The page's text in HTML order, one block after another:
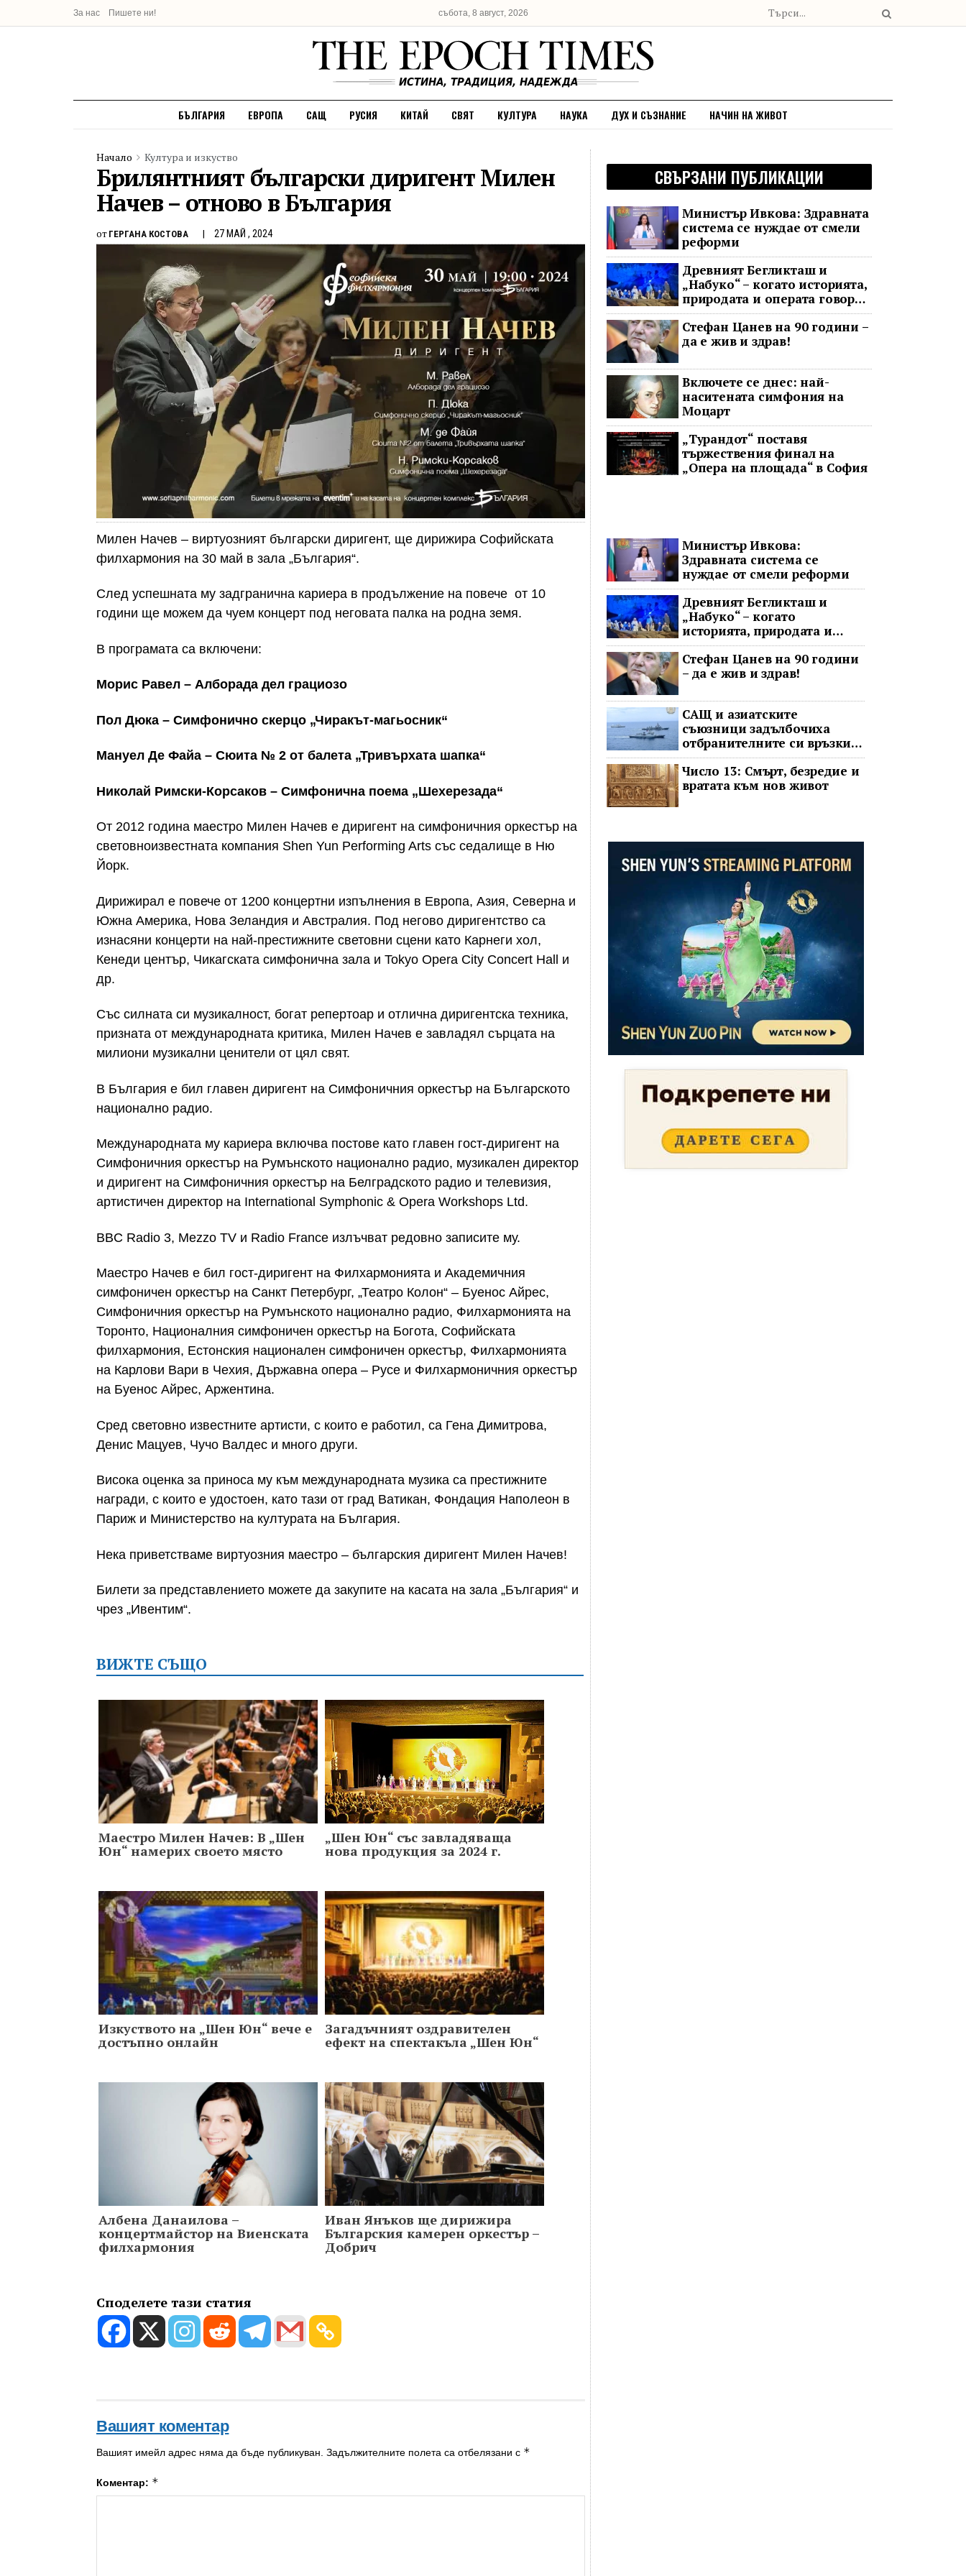
За нас Пишете ни! събота, 8 август, 2026
БЪЛГАРИЯ ЕВРОПА САЩ РУСИЯ КИТАЙ СВЯТ КУЛТУРА НАУКА ДУХ И СЪЗНАНИЕ НАЧИН НА ЖИВОТ
Начало Култура и изкуство
Брилянтният български диригент Милен
Начев – отново в България
от ГЕРГАНА КОСТОВА 27 МАЙ , 2024
Милен Начев – виртуозният български диригент, ще дирижира Софийската
филхармония на 30 май в зала „България“.
След успешната му задгранична кариера в продължение на повече от 10
години ще можем да чуем концерт под неговата палка на родна земя.
В програмата са включени:
Морис Равел – Алборада дел грациозо
Пол Дюка – Симфонично скерцо „Чиракът-магьосник“
Мануел Де Файа – Сюита № 2 от балета „Тривърхата шапка“
Николай Римски-Корсаков – Симфонична поема „Шехерезада“
От 2012 година маестро Милен Начев е диригент на симфоничния оркестър на
световноизвестната компания Shen Yun Performing Arts със седалище в Ню
Йорк.
Дирижирал е повече от 1200 концертни изпълнения в Европа, Азия, Северна и
Южна Америка, Нова Зеландия и Австралия. Под негово диригентство са
изнасяни концерти на най-престижните световни сцени като Карнеги хол,
Кенеди център, Чикагската симфонична зала и Tokyo Opera City Concert Hall и
др.
Със силната си музикалност, богат репертоар и отлична диригентска техника,
призната от международната критика, Милен Начев е завладял сърцата на
милиони музикални ценители от цял свят.
В България е бил главен диригент на Симфоничния оркестър на Българското
национално радио.
Международната му кариера включва постове като главен гост-диригент на
Симфоничния оркестър на Румънското национално радио, музикален директор
и диригент на Симфоничния оркестър на Белградското радио и телевизия,
артистичен директор на International Symphonic & Opera Workshops Ltd.
BBC Radio 3, Mezzo TV и Radio France излъчват редовно записите му.
Маестро Начев е бил гост-диригент на Филхармонията и Академичния
симфоничен оркестър на Санкт Петербург, „Театро Колон“ – Буенос Айрес,
Симфоничния оркестър на Румънското национално радио, Филхармонията на
Торонто, Националния симфоничен оркестър на Богота, Софийската
филхармония, Естонския национален симфоничен оркестър, Филхармонията
на Карлови Вари в Чехия, Държавна опера – Русе и Филхармоничния оркестър
на Буенос Айрес, Аржентина.
Сред световно известните артисти, с които е работил, са Гена Димитрова,
Денис Мацуев, Чучо Валдес и много други.
Висока оценка за приноса му към международната музика са престижните
награди, с които е удостоен, като тази от град Ватикан, Фондация Наполеон в
Париж и Министерство на културата на България.
Нека приветстваме виртуозния маестро – българския диригент Милен Начев!
Билети за представлението можете да закупите на касата на зала „България“ и
чрез „Ивентим“.
ВИЖТЕ СЪЩО
Маестро Милен Начев: В „Шен
Юн“ намерих своето място
„Шен Юн“ със завладяваща
нова продукция за 2024 г.
Изкуството на „Шен Юн“ вече е
достъпно онлайн
Загадъчният оздравителен
ефект на спектакъла „Шен Юн“
Албена Данаилова –
концертмайстор на Виенската
филхармония
Иван Янъков ще дирижира
Българския камерен оркестър –
Добрич
Споделете тази статия
Вашият коментар
Вашият имейл адрес няма да бъде публикуван. Задължителните полета са отбелязани с *
Коментар: *
СВЪРЗАНИ ПУБЛИКАЦИИ
Министър Ивкова: Здравната
система се нуждае от смели
реформи
Древният Бегликташ и
„Набуко“ – когато историята,
природата и операта говорят
на един език
Стефан Цанев на 90 години –
да е жив и здрав!
Включете се днес: най-
наситената симфония на
Моцарт
„Турандот“ поставя
тържествения финал на
„Опера на площада“ в София
Министър Ивкова:
Здравната система се
нуждае от смели реформи
Древният Бегликташ и
„Набуко“ – когато
историята, природата и
операта говорят на един
език
Стефан Цанев на 90 години
– да е жив и здрав!
САЩ и азиатските
съюзници задълбочиха
отбранителните си връзки
срещу Китай
Число 13: Смърт, безредие и
вратата към нов живот